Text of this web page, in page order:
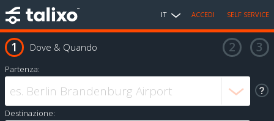
IT ACCEDI SELF SERVICE
Dove & Quando
Partenza:
Destinazione: